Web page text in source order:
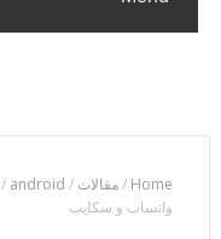
Home
/مقالات /
android
/
واتساب و سكايب